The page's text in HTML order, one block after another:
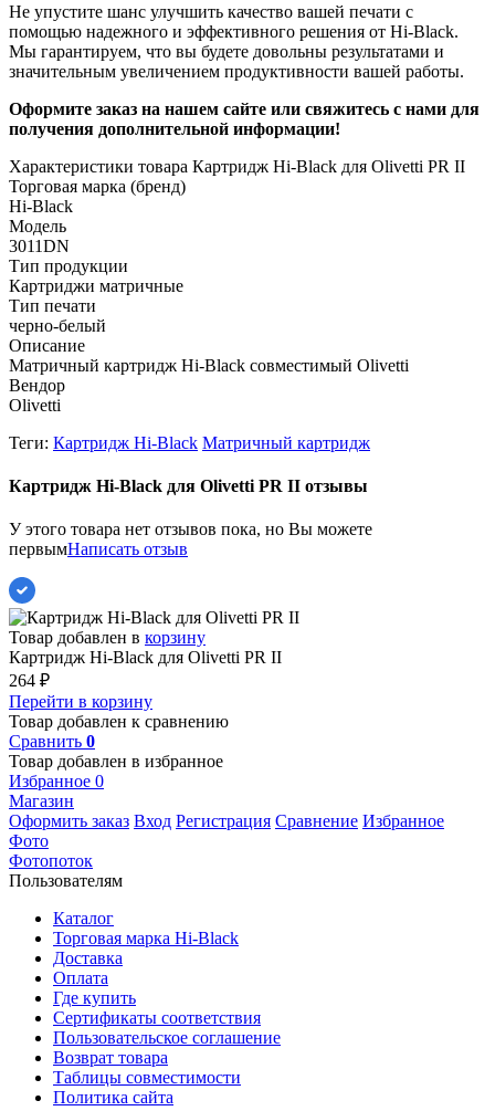
Не упустите шанс улучшить качество вашей печати с
помощью надежного и эффективного решения от Hi-Black.
Мы гарантируем, что вы будете довольны результатами и
значительным увеличением продуктивности вашей работы.
Оформите заказ на нашем сайте или свяжитесь с нами для
получения дополнительной информации!
Характеристики товара Картридж Hi-Black для Olivetti PR II
Торговая марка (бренд)
Hi-Black
Модель
3011DN
Тип продукции
Картриджи матричные
Тип печати
черно-белый
Описание
Матричный картридж Hi-Black совместимый Olivetti
Вендор
Olivetti
Теги: Картридж Hi-Black Матричный картридж
Картридж Hi-Black для Olivetti PR II отзывы
У этого товара нет отзывов пока, но Вы можете
первымНаписать отзыв
Товар добавлен в корзину
Картридж Hi-Black для Olivetti PR II
264 ₽
Перейти в корзину
Товар добавлен к сравнению
Сравнить 0
Товар добавлен в избранное
Избранное 0
Магазин
Оформить заказ Вход Регистрация Сравнение Избранное
Фото
Фотопоток
Пользователям
Каталог
Торговая марка Hi-Black
Доставка
Оплата
Где купить
Сертификаты соответствия
Пользовательское соглашение
Возврат товара
Таблицы совместимости
Политика сайта